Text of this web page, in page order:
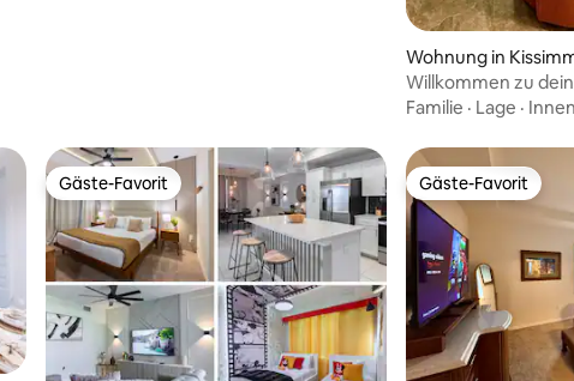
Wohnung in
Willkommen zu
Abenteuer
Familie · Lage ·
Gäste-Favorit
Gäste-Favorit Gäste-Favorit
Gäste-Favorit